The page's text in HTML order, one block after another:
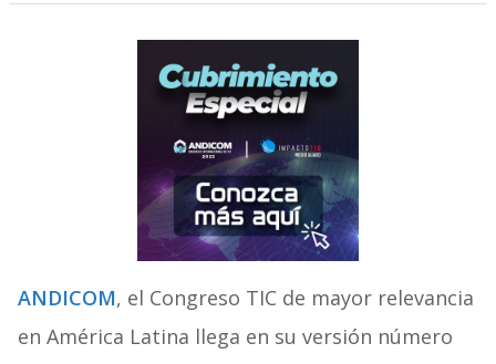
ANDICOM, el Congreso TIC de mayor relevancia
en América Latina llega en su versión número